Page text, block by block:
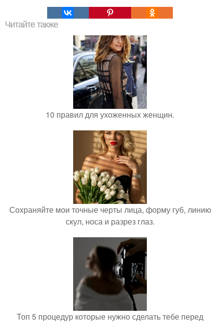
Читайте также
10 правил для ухоженных женщин.
Сохраняйте мои точные черты лица, форму губ, линию
скул, носа и разрез глаз.
Топ 5 процедур которые нужно сделать тебе перед